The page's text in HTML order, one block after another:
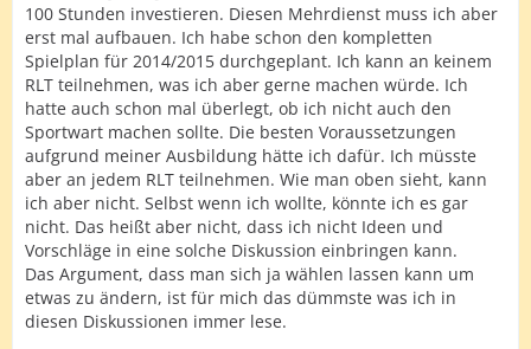
100 Stunden investieren. Diesen Mehrdienst muss ich aber
erst mal aufbauen. Ich habe schon den kompletten
Spielplan für 2014/2015 durchgeplant. Ich kann an keinem
RLT teilnehmen, was ich aber gerne machen würde. Ich
hatte auch schon mal überlegt, ob ich nicht auch den
Sportwart machen sollte. Die besten Voraussetzungen
aufgrund meiner Ausbildung hätte ich dafür. Ich müsste
aber an jedem RLT teilnehmen. Wie man oben sieht, kann
ich aber nicht. Selbst wenn ich wollte, könnte ich es gar
nicht. Das heißt aber nicht, dass ich nicht Ideen und
Vorschläge in eine solche Diskussion einbringen kann.
Das Argument, dass man sich ja wählen lassen kann um
etwas zu ändern, ist für mich das dümmste was ich in
diesen Diskussionen immer lese.